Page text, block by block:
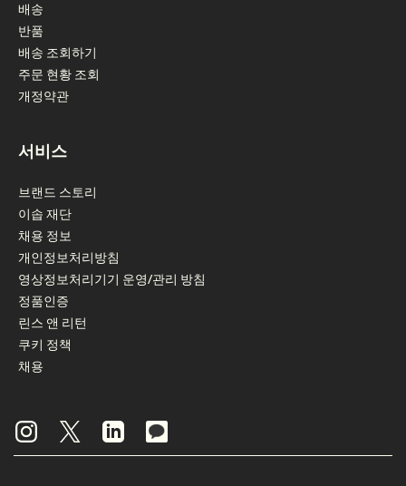
배송
반품
배송 조회하기
주문 현황 조회
개정약관
서비스
브랜드 스토리
이솝 재단
채용 정보
개인정보처리방침
영상정보처리기기 운영/관리 방침
정품인증
린스 앤 리턴
쿠키 정책
채용